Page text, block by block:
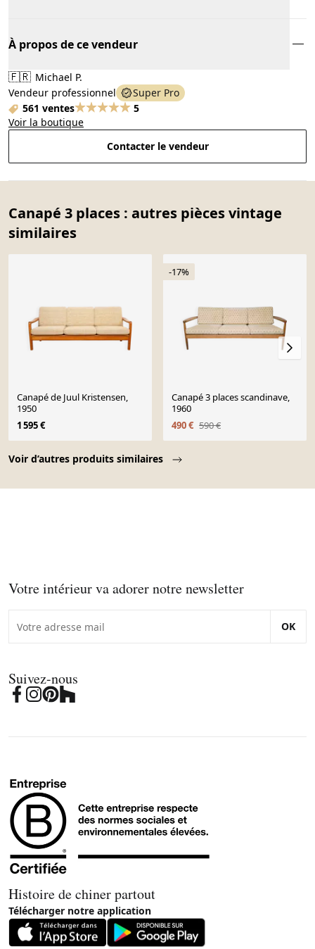
À propos de ce vendeur
🇫🇷 Michael P.
Vendeur professionnel
Super Pro
561 ventes
5
Voir la boutique
Contacter le vendeur
Canapé 3 places : autres pièces vintage
similaires
Voir d’autres produits similaires
Canapé de Juul Kristensen,
1950
1 595 €
-17%
Canapé 3 places scandinave,
1960
490 € 590 €
Votre intérieur va adorer notre newsletter
OK
Suivez-nous
Histoire de chiner partout
Télécharger notre application